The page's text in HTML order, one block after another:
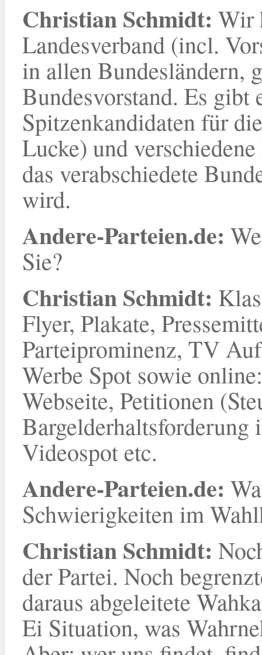
Christian Schmidt: Wir
Landesverband (incl.
in allen Bundesländern,
Bundesvorstand. Es gibt
Spitzenkandidaten für
Lucke) und
das verabschiedete
wird.
Andere-Parteien.de:
Sie?
Christian Schmidt:
Flyer, Plakate,
Parteiprominenz, TV
Werbe Spot sowie
Webseite, Petitionen
Bargelderhaltsforderung
Videospot etc.
Andere-Parteien.de:
Schwierigkeiten im
Christian Schmidt:
der Partei. Noch
daraus abgeleitete
Ei Situation, was